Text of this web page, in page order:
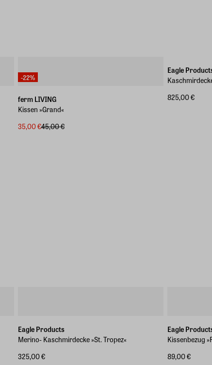
-22%
ferm LIVING
Kissen »Grand«
35,00 €45,00 €
Eagle
825,00 €
Eagle Products
Merino- Kaschmirdecke »St. Tropez«​
325,00 €
Eagle
Kissenbezug
89,00 €